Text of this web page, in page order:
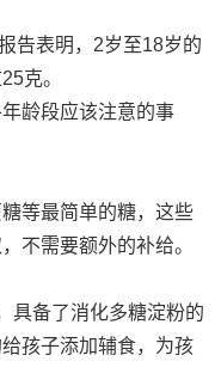
告表明，2岁至18岁的
克。
龄段应该注意的事
等最简单的糖，这些
不需要额外的补给。
具备了消化多糖淀粉的
孩子添加辅食，为孩